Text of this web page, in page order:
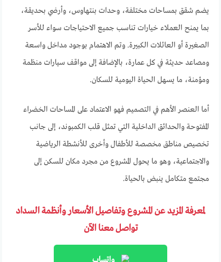
يضم شقق بمساحات مختلفة، وحدات بنتهاوس، وأرضي بحديقة،
بما يمنح العملاء خيارات تناسب جميع الاحتياجات سواء للأسر
الصغيرة أو العائلات الكبيرة. وتم الاهتمام بوجود مداخل واسعة
ومصاعد حديثة في كل عمارة، بالإضافة إلى مواقف سيارات منظمة
ومؤمنة، ما يسهل الحياة اليومية للسكان.
أما العنصر الأهم في التصميم فهو الاعتماد على المساحات الخضراء
المفتوحة والحدائق الداخلية التي تمثل قلب الكمبوند، إلى جانب
تخصيص مناطق مخصصة للأطفال وأخرى للأنشطة الرياضية
والاجتماعية، وهو ما يحول المشروع من مجرد مكان للسكن إلى
مجتمع متكامل ينبض بالحياة.
لمعرفة المزيد عن المشروع وتفاصيل الأسعار وأنظمة السداد
تواصل معنا الآن
واتساب